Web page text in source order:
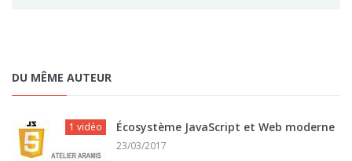
DU MÊME AUTEUR
1 vidéo Écosystème JavaScript et Web moderne
23/03/2017